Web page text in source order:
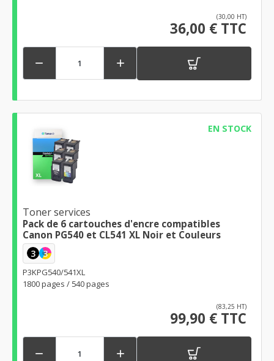
(30,00 HT)
36,00 € TTC
 
EN STOCK
Toner services
Pack de 6 cartouches d'encre compatibles
Canon PG540 et CL541 XL Noir et Couleurs
3 3
P3KPG540/541XL
1800 pages / 540 pages
(83,25 HT)
99,90 € TTC
 